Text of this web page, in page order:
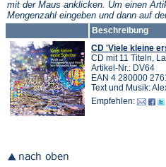
mit der Maus anklicken. Um einen
Mengenzahl eingeben und dann auf
Beschreibung
CD 'Viele kleine
CD mit 11 Titeln,
Artikel-Nr.: DV64
EAN 4 280000
Text und Musik:
Empfehlen: